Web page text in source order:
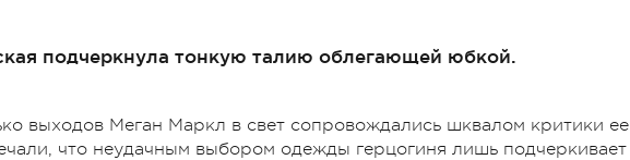
подчеркнула тонкую талию облегающей юбкой.
выходов Меган Маркл в свет сопровождались шквалом критики ее
что неудачным выбором одежды герцогиня лишь подчеркивает